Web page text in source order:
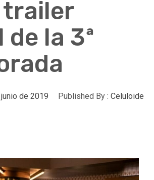
trailer
la 3ª
de 2019 Published By : Celuloide